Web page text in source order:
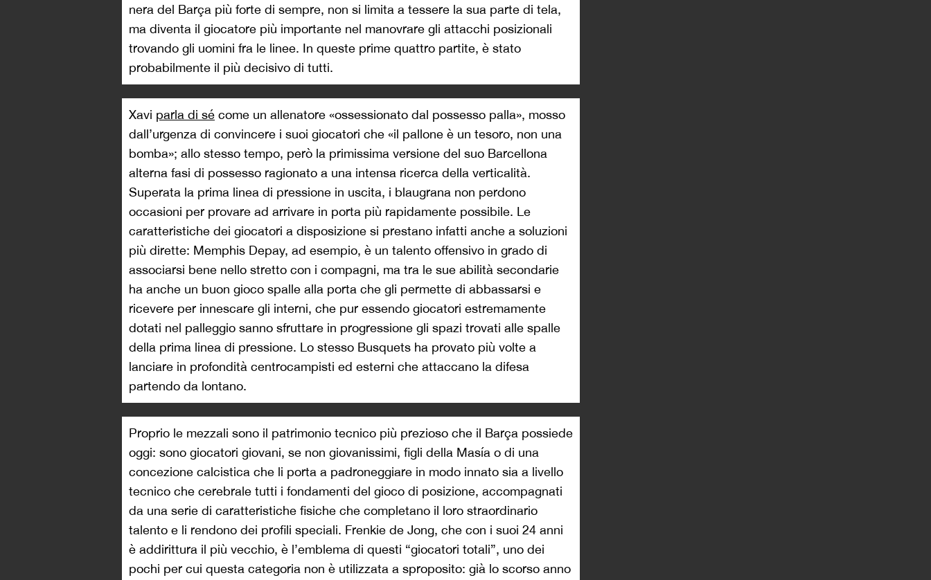
nera del Barça più forte di sempre, non si limita a tessere la sua parte di tela,
ma diventa il giocatore più importante nel manovrare gli attacchi posizionali
trovando gli uomini fra le linee. In queste prime quattro partite, è stato
probabilmente il più decisivo di tutti.
Xavi parla di sé come un allenatore «ossessionato dal possesso palla», mosso
dall’urgenza di convincere i suoi giocatori che «il pallone è un tesoro, non una
bomba»; allo stesso tempo, però la primissima versione del suo Barcellona
alterna fasi di possesso ragionato a una intensa ricerca della verticalità.
Superata la prima linea di pressione in uscita, i blaugrana non perdono
occasioni per provare ad arrivare in porta più rapidamente possibile. Le
caratteristiche dei giocatori a disposizione si prestano infatti anche a soluzioni
più dirette: Memphis Depay, ad esempio, è un talento offensivo in grado di
associarsi bene nello stretto con i compagni, ma tra le sue abilità secondarie
ha anche un buon gioco spalle alla porta che gli permette di abbassarsi e
ricevere per innescare gli interni, che pur essendo giocatori estremamente
dotati nel palleggio sanno sfruttare in progressione gli spazi trovati alle spalle
della prima linea di pressione. Lo stesso Busquets ha provato più volte a
lanciare in profondità centrocampisti ed esterni che attaccano la difesa
partendo da lontano.
Proprio le mezzali sono il patrimonio tecnico più prezioso che il Barça possiede
oggi: sono giocatori giovani, se non giovanissimi, figli della Masía o di una
concezione calcistica che li porta a padroneggiare in modo innato sia a livello
tecnico che cerebrale tutti i fondamenti del gioco di posizione, accompagnati
da una serie di caratteristiche fisiche che completano il loro straordinario
talento e li rendono dei profili speciali. Frenkie de Jong, che con i suoi 24 anni
è addirittura il più vecchio, è l’emblema di questi “giocatori totali”, uno dei
pochi per cui questa categoria non è utilizzata a sproposito: già lo scorso anno